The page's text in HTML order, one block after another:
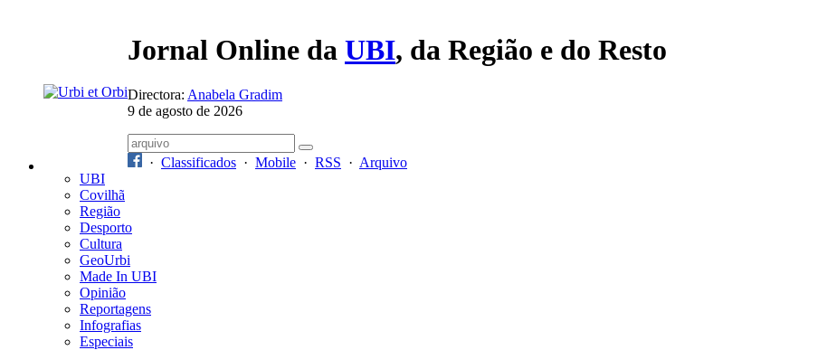
Jornal Online da UBI, da Região e do Resto
Directora: Anabela Gradim
9 de agosto de 2026
· Classificados · Mobile · RSS · Arquivo
UBI
Covilhã
Região
Desporto
Cultura
GeoUrbi
Made In UBI
Opinião
Reportagens
Infografias
Especiais